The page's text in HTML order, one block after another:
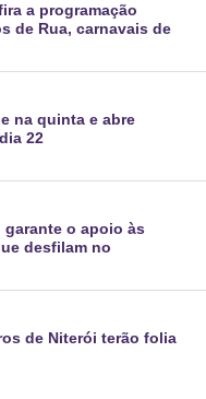
a programação
de Rua, carnavais de
na quinta e abre
22
garante o apoio às
desfilam no
de Niterói terão folia